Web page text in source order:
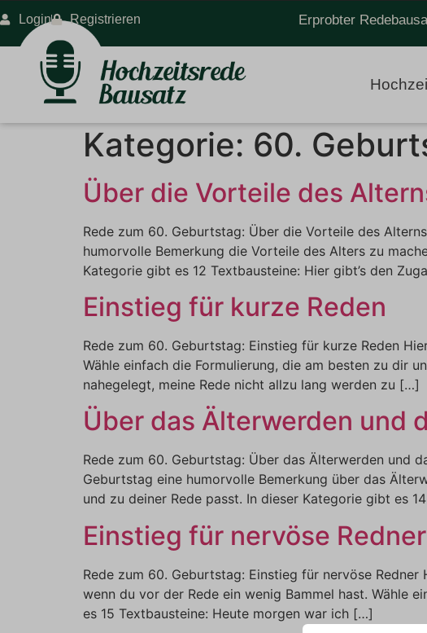
Erprobter
Login Registrieren
Kategorie: 60.
Über die Vorteile des
Rede zum 60. Geburtstag: Über die Vorteile des
humorvolle Bemerkung die Vorteile des Alters zu
Kategorie gibt es 12 Textbausteine: Hier gibt’s den
Einstieg für kurze Reden
Rede zum 60. Geburtstag: Einstieg für kurze Reden
Wähle einfach die Formulierung, die am besten zu dir
nahegelegt, meine Rede nicht allzu lang werden zu […]
Über das Älterwerden und
Rede zum 60. Geburtstag: Über das Älterwerden und
Geburtstag eine humorvolle Bemerkung über das
und zu deiner Rede passt. In dieser Kategorie gibt es
Einstieg für nervöse Redner
Rede zum 60. Geburtstag: Einstieg für nervöse
wenn du vor der Rede ein wenig Bammel hast. Wähle
es 15 Textbausteine: Heute morgen war ich […]